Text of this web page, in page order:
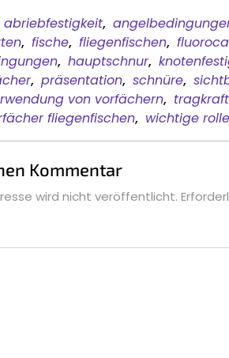
abriebfestigkeit,
, fische, fliegenfischen,
, hauptschnur,
, präsentation, schnüre,
von vorfächern, tragkraft
fliegenfischen, wichtige rolle
Kommentar
wird nicht veröffentlicht.